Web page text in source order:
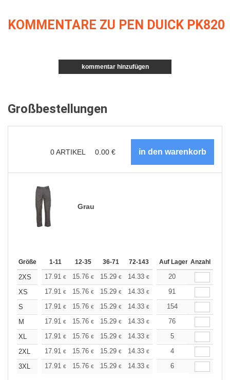
KOMMENTARE ZU PEN DUICK PK820
kommentar hinzufügen
Großbestellungen
0ARTIKEL 0.00 €
Grau
Größe 1-11 12-35 36-71 72-143 144-287 288 +
Auf Lager Anzahl
2XS 17.91 € 15.76 € 15.29 € 14.33 € 13.61€
20
XS
17.91 € 15.76 € 15.29 € 14.33 € 13.61€
91
S
17.91 € 15.76 € 15.29 € 14.33 € 13.61€
154
M
17.91 € 15.76 € 15.29 € 14.33 € 13.61€
76
XL
17.91 € 15.76 € 15.29 € 14.33 € 13.61
5
2XL
17.91 € 15.76 € 15.29 € 14.33 € 13.61
4
3XL
17.91 € 15.76 € 15.29 € 14.33 € 13.61
6